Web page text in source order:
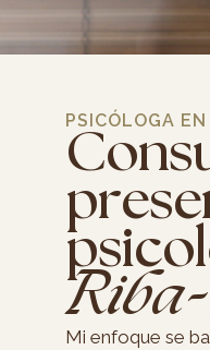
PSICÓLOGA
Mi enfoque se